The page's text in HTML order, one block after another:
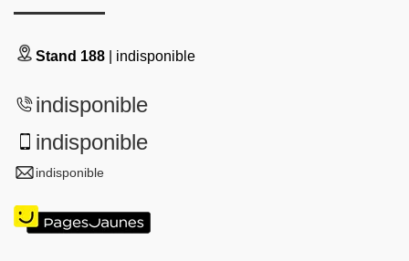
Stand 188 | indisponible
indisponible
indisponible
indisponible